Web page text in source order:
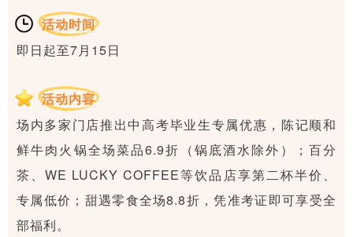
活动时间
即日起至7月15日
活动内容
场内多家门店推出中高考毕业生专属优惠，陈记顺和
鲜牛肉火锅全场菜品6.9折（锅底酒水除外）；百分
茶、WE LUCKY COFFEE等饮品店享第二杯半价、
专属低价；甜遇零食全场8.8折，凭准考证即可享受全
部福利。